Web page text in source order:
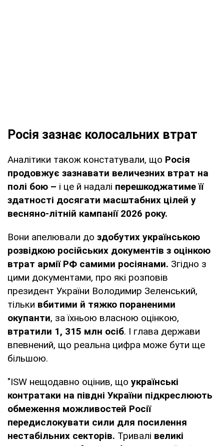
Росія зазнає колосальних втрат
Аналітики також констатували, що Росія
продовжує зазнавати величезних втрат на
полі бою – і це й надалі перешкоджатиме її
здатності досягати масштабних цілей у
весняно-літній кампанії 2026 року.
Вони апелювали до здобутих українською
розвідкою російських документів з оцінкою
втрат армії РФ самими росіянами. Згідно з
цими документами, про які розповів
президент України Володимир Зеленський,
тільки вбитими й тяжко пораненими
окупанти, за їхньою власною оцінкою,
втратили 1, 315 млн осіб. І глава держави
впевнений, що реальна цифра може бути ще
більшою.
"ISW нещодавно оцінив, що українські
контратаки на півдні України підкреслюють
обмеження можливостей Росії
передислокувати сили для посилення
нестабільних секторів. Тривалі великі